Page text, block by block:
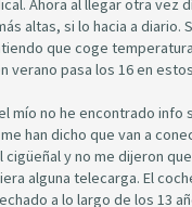
Ahora al llegar otra vez
altas, si lo hacia a diario.
que coge
verano pasa los 16 en
no he encontrado info
han dicho que van a
y no me dijeron
alguna telecarga. El
a lo largo de los 13